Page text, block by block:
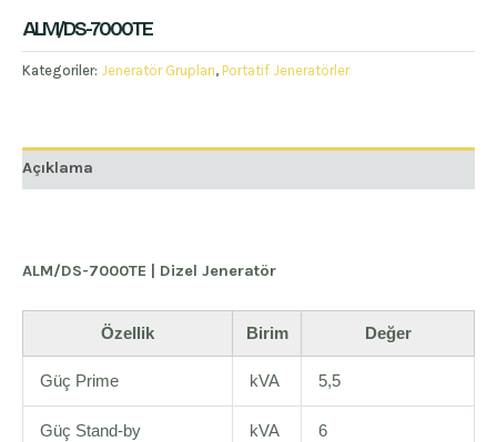
ALM/DS-7000TE
Kategoriler: Jeneratör Grupları, Portatif Jeneratörler
Açıklama
ALM/DS-7000TE | Dizel Jeneratör
Özellik Birim Değer
Güç Prime kVA 5,5
Güç Stand-by kVA 6